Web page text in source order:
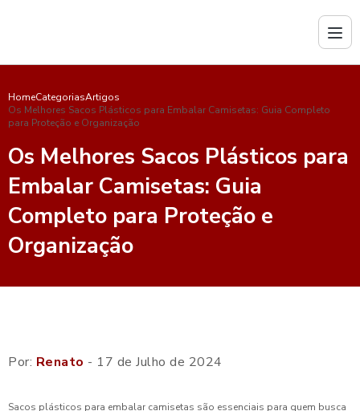
HomeCategoriasArtigos
Os Melhores Sacos Plásticos para Embalar Camisetas: Guia Completo
para Proteção e Organização
Os Melhores Sacos Plásticos para
Embalar Camisetas: Guia
Completo para Proteção e
Organização
Por: Renato - 17 de Julho de 2024
Sacos plásticos para embalar camisetas são essenciais para quem busca